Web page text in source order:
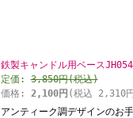
鉄製キャンドル用ベース
定価:3,850円(税込)
価格: 2,100円 (税込 2,310
アンティーク調デザインのお